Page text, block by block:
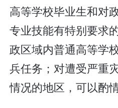
高等学校毕业生和对
专业技能有特别要求
政区域内普通高等学
兵任务；对遭受严重
情况的地区，可以酌